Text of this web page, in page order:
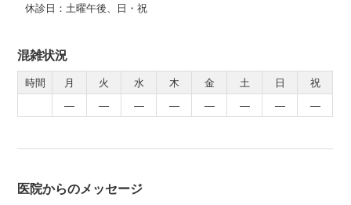
休診日：土曜午後、日・祝
混雑状況
時間 月 火 水 木 金 土 日
祝
―
― ― ― ― ― ― ―
医院からのメッセージ